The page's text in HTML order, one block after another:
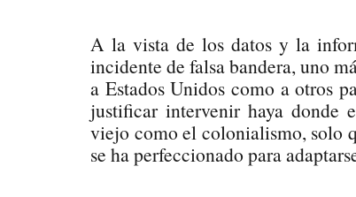
A la vista de los datos y la
incidente de falsa bandera, uno
a Estados Unidos como a otros
justificar intervenir haya donde
viejo como el colonialismo, solo
se ha perfeccionado para